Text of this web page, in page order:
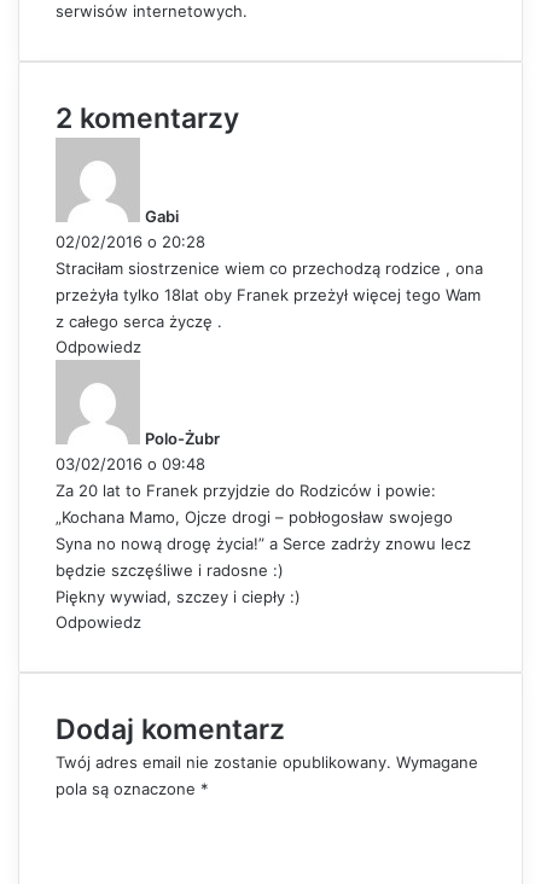
serwisów internetowych.
2 komentarzy
Gabi
e
:
02/02/2016 o 20:28
Straciłam siostrzenice wiem co przechodzą rodzice , ona
przeżyła tylko 18lat oby Franek przeżył więcej tego Wam
z całego serca życzę .
Odpowiedz
Polo-Żubr
:
03/02/2016 o 09:48
Za 20 lat to Franek przyjdzie do Rodziców i powie:
„Kochana Mamo, Ojcze drogi – pobłogosław swojego
Syna no nową drogę życia!” a Serce zadrży znowu lecz
będzie szczęśliwe i radosne :)
Piękny wywiad, szczey i ciepły :)
Odpowiedz
Dodaj komentarz
Twój adres email nie zostanie opublikowany. Wymagane
pola są oznaczone *